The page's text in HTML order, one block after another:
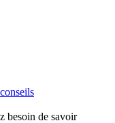
besoin de savoir